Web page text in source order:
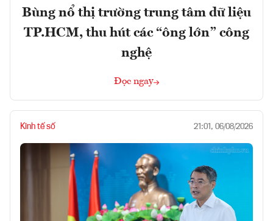
Bùng nổ thị trường trung tâm dữ liệu
TP.HCM, thu hút các “ông lớn” công
nghệ
Đọc ngay
Kinh tế số 21:01, 06/08/2026